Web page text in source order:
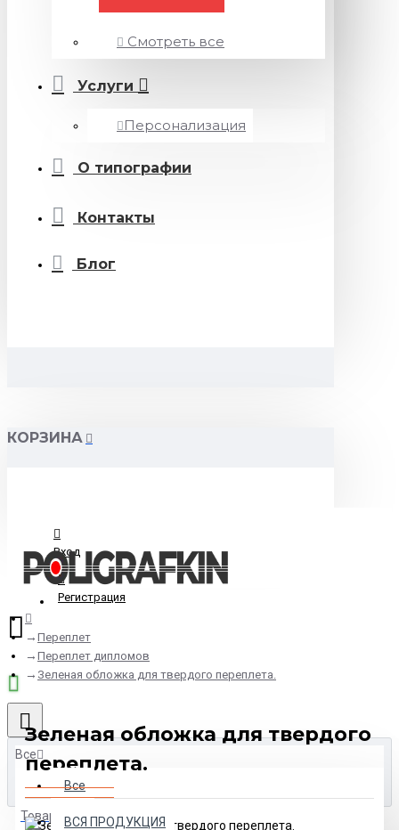
Смотреть все
Услуги
Персонализация
О типографии
Контакты
Блог
КОРЗИНА
Вход
Регистрация
Все
Все
ВСЯ ПРОДУКЦИЯ
Товаров: 0 (0.00р.)
Переплет
Переплет дипломов
Зеленая обложка для твердого переплета.
Зеленая обложка для твердого
переплета.